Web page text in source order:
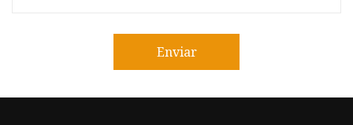
Enviar